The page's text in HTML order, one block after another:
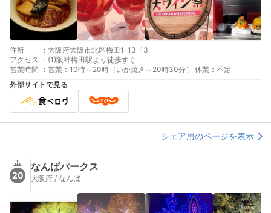
住所 : 大阪府大阪市北区梅田1-13-13
アクセス
: (1)阪神梅田駅より徒歩すぐ
営業時間
: 営業：10時～20時（いか焼き～20時30分） 休業：不定
外部サイトで見る
シェア用のページを表示
20
なんばパークス
大阪府 / なんば